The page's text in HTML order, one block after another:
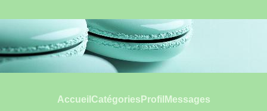
Accueil Catégories Profil Messages